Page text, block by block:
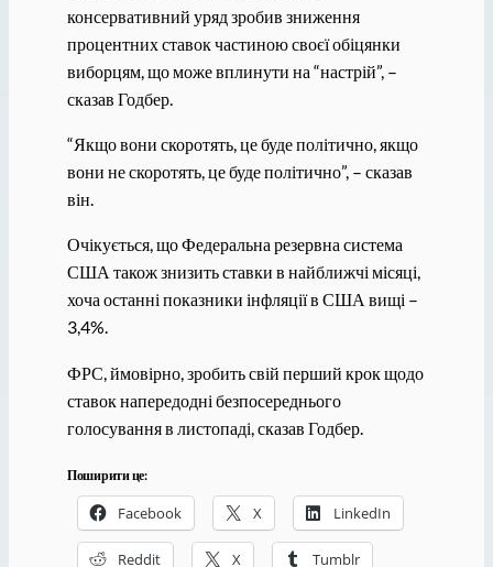
консервативний уряд зробив зниження
процентних ставок частиною своєї обіцянки
виборцям, що може вплинути на “настрій”, –
сказав Годбер.
“Якщо вони скоротять, це буде політично, якщо
вони не скоротять, це буде політично”, – сказав
він.
Очікується, що Федеральна резервна система
США також знизить ставки в найближчі місяці,
хоча останні показники інфляції в США вищі –
3,4%.
ФРС, ймовірно, зробить свій перший крок щодо
ставок напередодні безпосереднього
голосування в листопаді, сказав Годбер.
Поширити це:
Facebook X LinkedIn
Reddit X Tumblr